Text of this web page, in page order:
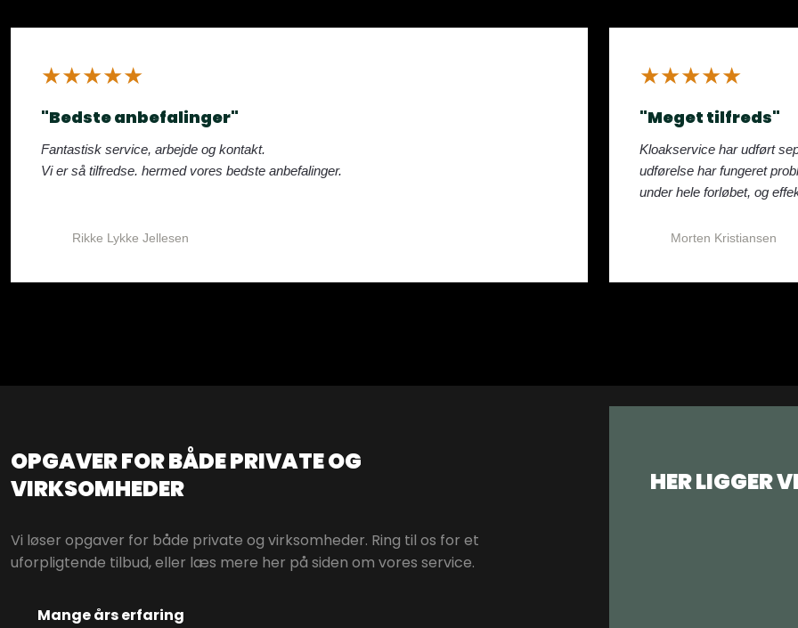
​★★★★★
"Bedste anbefalinger"
Fantastisk service, arbejde og kontakt.
Vi er så tilfredse. hermed vores bedste anbefalinger.
Rikke Lykke Jellesen
​★★★★★
"Meget tilfreds"
Kloakservice har udført
udførelse har fungeret
under hele forløbet, og
Morten Kristiansen
OPGAVER FOR BÅDE PRIVATE OG
VIRKSOMHE​DER
Vi løser opgaver for både private og virksomheder. Ring til os for et
uforpligtende tilbud, eller læs mere her på siden om vores service.
Mange års erfaring
HER LIGGER